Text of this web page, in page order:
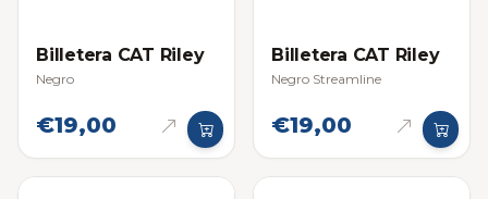
Billetera CAT Riley
Negro
€19,00
Billetera CAT Riley
Negro Streamline
€19,00